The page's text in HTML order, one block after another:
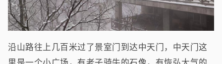
沿山路往上几百米过了景室门到达中天门，中天门这